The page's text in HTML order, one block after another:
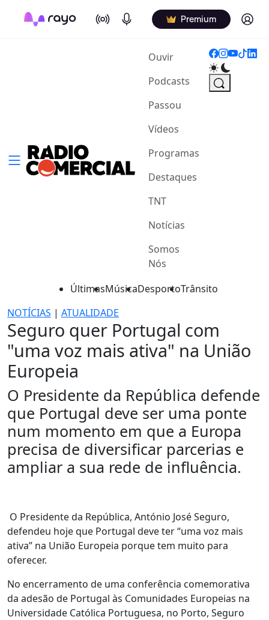
On Air Podcasts Premium Log in
Ouvir(current)
Podcasts
Passou
Vídeos
Programas
Destaques
TNT
Notícias
Somos
Nós
ÚltimasMúsicaDesportoTrânsito
NOTÍCIAS | ATUALIDADE
Seguro quer Portugal com
"uma voz mais ativa" na União
Europeia
O Presidente da República defende
que Portugal deve ser uma ponte
num momento em que a Europa
precisa de diversificar parcerias e
ampliar a sua rede de influência.
O Presidente da República, António José Seguro,
defendeu hoje que Portugal deve ter “uma voz mais
ativa” na União Europeia porque tem muito para
oferecer.
No encerramento de uma conferência comemorativa
da adesão de Portugal às Comunidades Europeias na
Universidade Católica Portuguesa, no Porto, Seguro